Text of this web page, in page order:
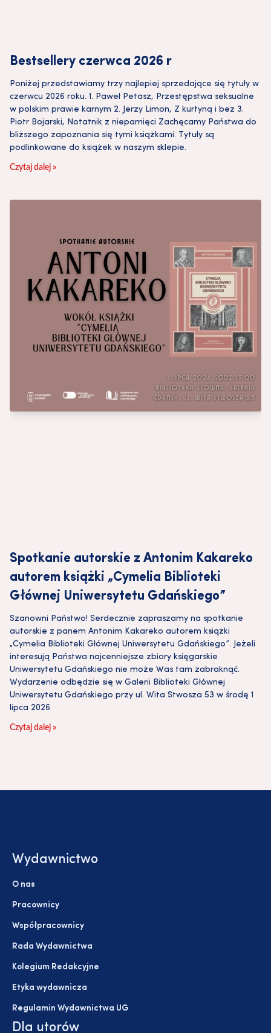
Bestsellery czerwca 2026 r
Poniżej przedstawiamy trzy najlepiej sprzedające się tytuły w
czerwcu 2026 roku. 1. Paweł Petasz, Przestępstwa seksualne
w polskim prawie karnym 2. Jerzy Limon, Z kurtyną i bez 3.
Piotr Bojarski, Notatnik z niepamięci Zachęcamy Państwa do
bliższego zapoznania się tymi książkami. Tytuły są
podlinkowane do książek w naszym sklepie.
Czytaj dalej »
Spotkanie autorskie z Antonim Kakareko
autorem książki „Cymelia Biblioteki
Głównej Uniwersytetu Gdańskiego”
Szanowni Państwo! Serdecznie zapraszamy na spotkanie
autorskie z panem Antonim Kakareko autorem książki
„Cymelia Biblioteki Głównej Uniwersytetu Gdańskiego”. Jeżeli
interesują Państwa najcenniejsze zbiory księgarskie
Uniwersytetu Gdańskiego nie może Was tam zabraknąć.
Wydarzenie odbędzie się w Galerii Biblioteki Głównej
Uniwersytetu Gdańskiego przy ul. Wita Stwosza 53 w środę 1
lipca 2026
Czytaj dalej »
Wydawnictwo
O nas
Pracownicy
Współpracownicy
Rada Wydawnictwa
Kolegium Redakcyjne
Etyka wydawnicza
Regulamin Wydawnictwa UG
Dla utorów